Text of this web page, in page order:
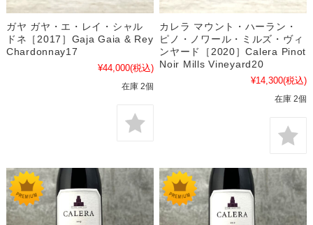
ガヤ ガヤ・エ・レイ・シャル
ドネ［2017］Gaja Gaia & Rey
Chardonnay17
¥44,000(税込)
在庫 2個
カレラ マウント・ハーラン・
ピノ・ノワール・ミルズ・ヴィ
ンヤード［2020］Calera Pinot
Noir Mills Vineyard20
¥14,300(税込)
在庫 2個